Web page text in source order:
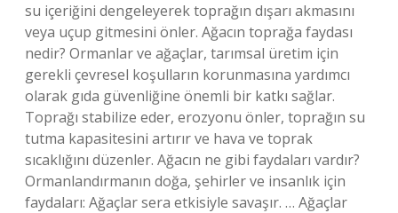
su içeriğini dengeleyerek toprağın dışarı akmasını
veya uçup gitmesini önler. Ağacın toprağa faydası
nedir? Ormanlar ve ağaçlar, tarımsal üretim için
gerekli çevresel koşulların korunmasına yardımcı
olarak gıda güvenliğine önemli bir katkı sağlar.
Toprağı stabilize eder, erozyonu önler, toprağın su
tutma kapasitesini artırır ve hava ve toprak
sıcaklığını düzenler. Ağacın ne gibi faydaları vardır?
Ormanlandırmanın doğa, şehirler ve insanlık için
faydaları: Ağaçlar sera etkisiyle savaşır. … Ağaçlar